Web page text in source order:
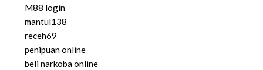
M88 login
mantul138
receh69
penipuan online
beli narkoba online